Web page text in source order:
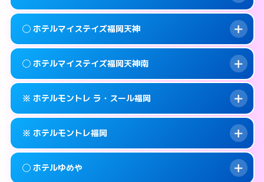
info このホテルの詳細ページを見る →
smartphone 092-737-3901
map 福岡市中央区地行1-4-6
info このホテルの詳細ページを見る →
案内方法:
女性が直接お部屋まで伺います。
smartphone 092-534-4126
map 福岡市中央区大宮1-1-6
info このホテルの詳細ページを見る →
案内方法:
派遣できません。
smartphone 092-741-3535
map 福岡市中央区西公園14-24
info このホテルの詳細ページを見る →
◯ ホテルマイステイズ福岡天神
案内方法: 女性が直接お部屋まで伺います。
smartphone 092-687-1100
map 福岡市中央区天神3-5-7
info このホテルの詳細ページを見る →
◯ ホテルマイステイズ福岡天神南
案内方法: 女性が直接お部屋まで伺います。
smartphone 092-286-1700
map 福岡市中央区春吉3-14-20
※ ホテルモントレ ラ・スール福岡
案内方法: カードキーにつきホテルの入り口で
待ち合わせ。
※ ホテルモントレ福岡
◯ ホテルゆめや